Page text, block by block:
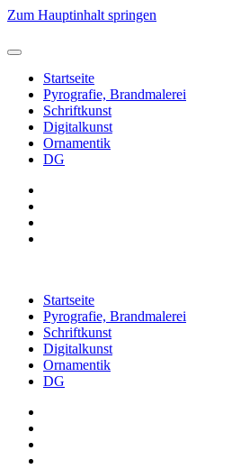
Zum Hauptinhalt springen
Startseite
Pyrografie, Brandmalerei
Schriftkunst
Digitalkunst
Ornamentik
DG
Startseite
Pyrografie, Brandmalerei
Schriftkunst
Digitalkunst
Ornamentik
DG